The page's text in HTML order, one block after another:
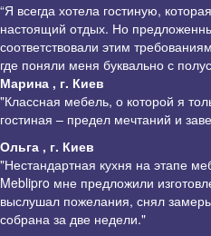
“Я всегда хотела гостиную,
настоящий отдых. Но
соответствовали этим
где поняли меня буквально с
Марина , г. Киев
"Классная мебель, о которой я
гостиная – предел мечтаний и
Ольга , г. Киев
"Нестандартная кухня на этапе
Meblipro мне предложили
выслушал пожелания, снял
собрана за две недели."